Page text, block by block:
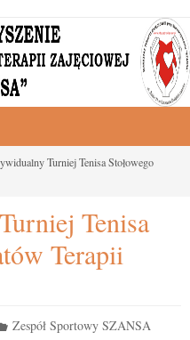
Turniej Tenisa Stołowego
Tenisa
Terapii
Zespół Sportowy SZANSA